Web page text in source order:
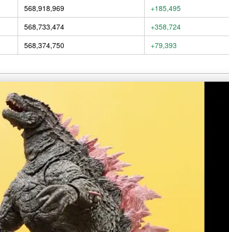
568,918,969
+185,495
568,733,474
+358,724
568,374,750
+79,393